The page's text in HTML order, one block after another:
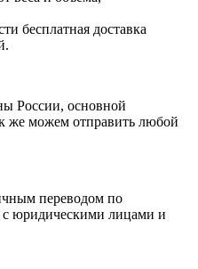
бесплатная доставка
России, основной
же можем отправить любой
переводом по
с юридическими лицами и